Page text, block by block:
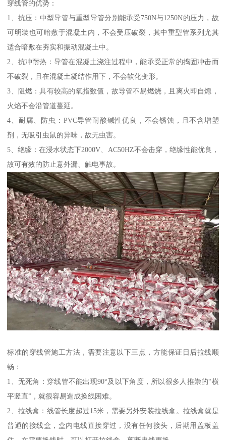
穿线管的优势：
1、抗压：中型导管与重型导管分别能承受750N与1250N的压力，故
可明装也可暗敷于混凝土内，不会受压破裂，其中重型管系列尤其
适合暗敷在夯实和振动混凝土中。
2、抗冲耐热：导管在混凝土浇注过程中，能承受正常的捣固冲击而
不破裂，且在混凝土凝结作用下，不会软化变形。
3、阻燃：具有较高的氧指数值，故导管不易燃烧，且离火即自熄，
火焰不会沿管道蔓延。
4、耐腐、防虫：PVC导管耐酸碱性优良，不会锈蚀，且不含增塑
剂，无吸引虫鼠的异味，故无虫害。
5、绝缘：在浸水状态下2000V、AC50HZ不会击穿，绝缘性能优良，
故可有效的防止意外漏、触电事故。
标准的穿线管施工方法，需要注意以下三点，方能保证日后拉线顺
畅：
1、无死角：穿线管不能出现90°及以下角度，所以很多人推崇的“横
平竖直”，就很容易造成换线困难。
2、拉线盒：线管长度超过15米，需要另外安装拉线盒。拉线盒就是
普通的接线盒，盒内电线直接穿过，没有任何接头，后期用盖板盖